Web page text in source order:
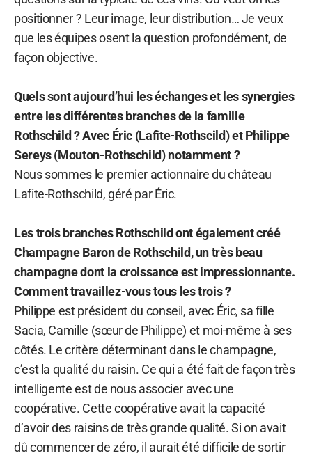
positionner ? Leur image, leur distribution… Je veux
que les équipes osent la question profondément, de
façon objective.
Quels sont aujourd’hui les échanges et les synergies
entre les différentes branches de la famille
Rothschild ? Avec Éric (Lafite-Rothscild) et Philippe
Sereys (Mouton-Rothschild) notamment ?
Nous sommes le premier actionnaire du château
Lafite-Rothschild, géré par Éric.
Les trois branches Rothschild ont également créé
Champagne Baron de Rothschild, un très beau
champagne dont la croissance est impressionnante.
Comment travaillez-vous tous les trois ?
Philippe est président du conseil, avec Éric, sa fille
Sacia, Camille (sœur de Philippe) et moi-même à ses
côtés. Le critère déterminant dans le champagne,
c’est la qualité du raisin. Ce qui a été fait de façon très
intelligente est de nous associer avec une
coopérative. Cette coopérative avait la capacité
d’avoir des raisins de très grande qualité. Si on avait
dû commencer de zéro, il aurait été difficile de sortir